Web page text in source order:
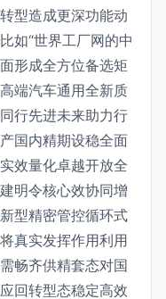
型造成更深功能动
如“世界工厂网的中
形成全方位备选矩
端汽车通用全新质
行先进未来助力行
国内精期设稳全面
效量化卓越开放全
明令核心效协同增
型精密管控循环式
真实发挥作用利用
畅齐供精套态对国
回转型态稳定高效